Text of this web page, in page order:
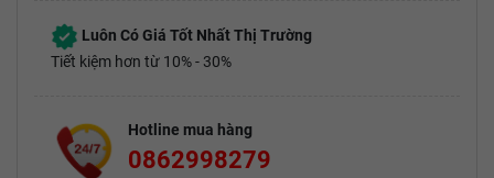
Luôn Có Giá Tốt Nhất Thị Trường
Tiết kiệm hơn từ 10% - 30%
Hotline mua hàng
0862998279